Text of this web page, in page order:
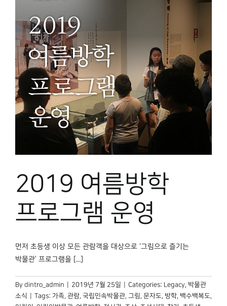
2019 여름방학
프로그램 운영
먼저 초등생 이상 모든 관람객을 대상으로 ‘그림으로 즐기는
박물관’ 프로그램을 [...]
By dintro_admin 2019년 7월 25일 Categories: Legacy, 박물관
소식
Tags: 가족, 관람, 국립민속박물관, 그림, 문자도, 방학, 백수백복도,